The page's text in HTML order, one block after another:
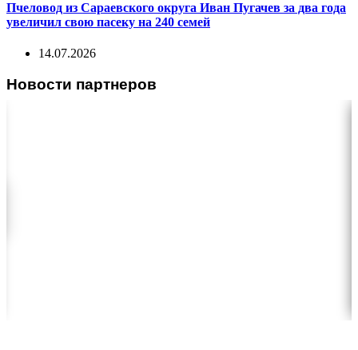
Пчеловод из Сараевского округа Иван Пугачев за два года
увеличил свою пасеку на 240 семей
14.07.2026
Новости партнеров